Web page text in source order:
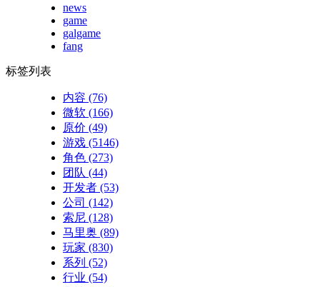
news
game
galgame
fang
标签列表
内容 (76)
微软 (166)
原价 (49)
游戏 (5146)
角色 (273)
团队 (44)
开发者 (53)
公司 (142)
索尼 (128)
马里奥 (89)
玩家 (830)
系列 (52)
行业 (54)